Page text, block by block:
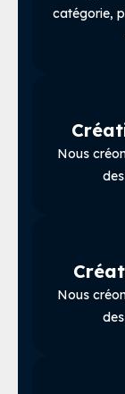
catégorie,
Nous
Nous